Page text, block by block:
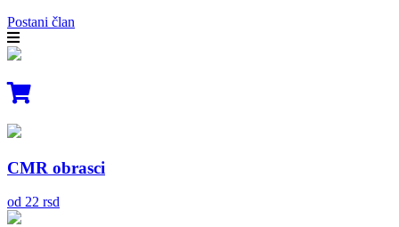
Postani član
CMR obrasci
od 22 rsd